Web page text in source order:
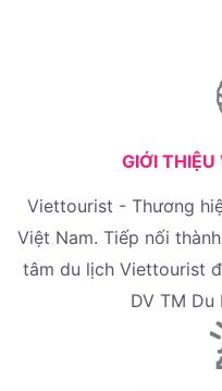
GIỚI
Viettourist - Thương
Việt Nam. Tiếp nối
tâm du lịch Viettourist
DV TM